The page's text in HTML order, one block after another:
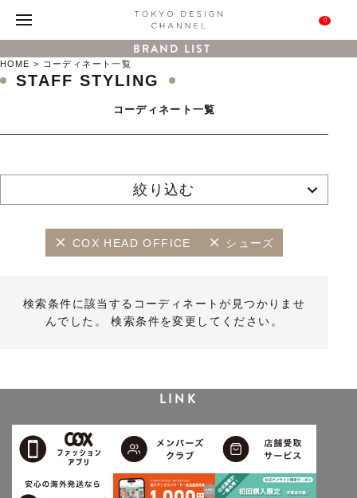
0
BRAND LIST
HOME コーディネート一覧
STAFF STYLING
コーディネート一覧
絞り込む
COX HEAD OFFICE シューズ
検索条件に該当するコーディネートが見つかりませ
んでした。 検索条件を変更してください。
LINK